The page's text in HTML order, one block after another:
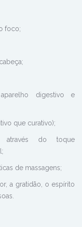
foco;
digestivo e
que curativo);
através do toque
de massagens;
a gratidão, o espírito